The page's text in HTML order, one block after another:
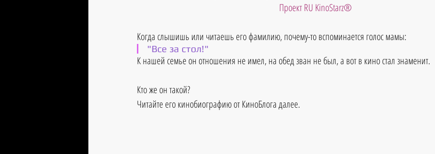
Проект RU KinoStarz®
Когда слышишь или читаешь его фамилию, почему-то вспоминается голос мамы:
"Все за стол!"
К нашей семье он отношения не имел, на обед зван не был, а вот в кино стал знаменит.
Кто же он такой?
Читайте его кинобиографию от КиноБлога далее.